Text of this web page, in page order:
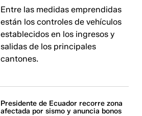
Entre las medidas emprendidas
están los controles de vehículos
establecidos en los ingresos y
salidas de los principales
cantones.
Presidente de Ecuador recorre zona
afectada por sismo y anuncia bonos